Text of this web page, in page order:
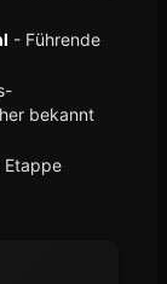
- Führende
bekannt
Etappe